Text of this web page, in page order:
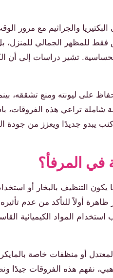
والجراثيم مع مرور
فقط للمظهر الجمالي للمنزل،
تشير دراسات إلى أن
على ليونته ومنع تشققه،
تراعي هذه الفروقات،
يبدو جديدًا ويعزز من جودة
في المرفأ؟
التنظيف بالبخار أو
أولاً للتأكد من عدم
المواد الكيميائية
أو منظفات خاصة
نفهم هذه الفروقات جيدًا